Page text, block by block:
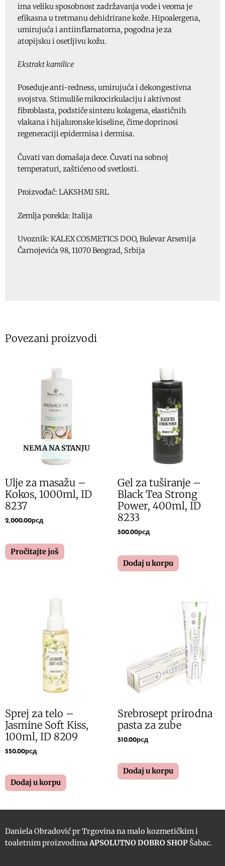
ima veliku sposobnost zadržavanja vode i veoma je
efikasna u tretmanu dehidrirane kože. Hipoalergena,
umirujuća i antiinflamatorna, pogodna je za
atopijsku i osetljivu kožu.
Ekstrakt kamilice
Poseduje anti-redness, umirujuća i dekongestivna
svojstva. Stimuliše mikrocirkulaciju i aktivnost
fibroblasta, podstiče sintezu kolagena, elastičnih
vlakana i hijaluronske kiseline, čime doprinosi
regeneraciji epidermisa i dermisa.
Čuvati van domašaja dece. Čuvati na sobnoj
temperaturi, zaštićeno od svetlosti.
Proizvođač: LAKSHMI SRL
Zemlja porekla: Italija
Uvoznik: KALEX COSMETICS DOO, Bulevar Arsenija
Čarnojevića 98, 11070 Beograd, Srbija
Povezani proizvodi
NEMA NA STANJU
Ulje za masažu –
Kokos, 1000ml, ID
8237
2,000.00рсд
Pročitajte još
Gel za tuširanje –
Black Tea Strong
Power, 400ml, ID
8233
500.00рсд
Dodaj u korpu
Sprej za telo –
Jasmine Soft Kiss,
100ml, ID 8209
550.00рсд
Dodaj u korpu
Srebrosept prirodna
pasta za zube
510.00рсд
Dodaj u korpu
Daniela Obradović pr Trgovina na malo kozmetičkim i
toaletnim proizvodimaAPSOLUTNO DOBRO SHOP Šabac.